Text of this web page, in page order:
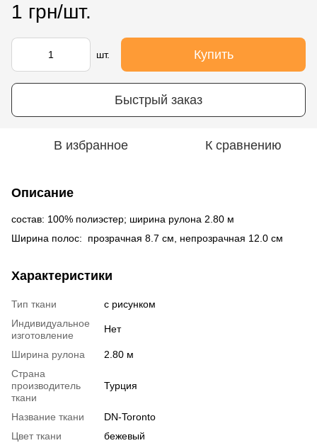
1 грн/шт.
шт. Купить
Быстрый заказ
В избранное К сравнению
Описание
состав: 100% полиэстер; ширина рулона 2.80 м
Ширина полос: прозрачная 8.7 см, непрозрачная 12.0 см
Характеристики
Тип ткани
с рисунком
Индивидуальное
изготовление
Нет
Ширина рулона
2.80 м
Страна
производитель
ткани
Турция
Название ткани
DN-Toronto
Цвет ткани
бежевый